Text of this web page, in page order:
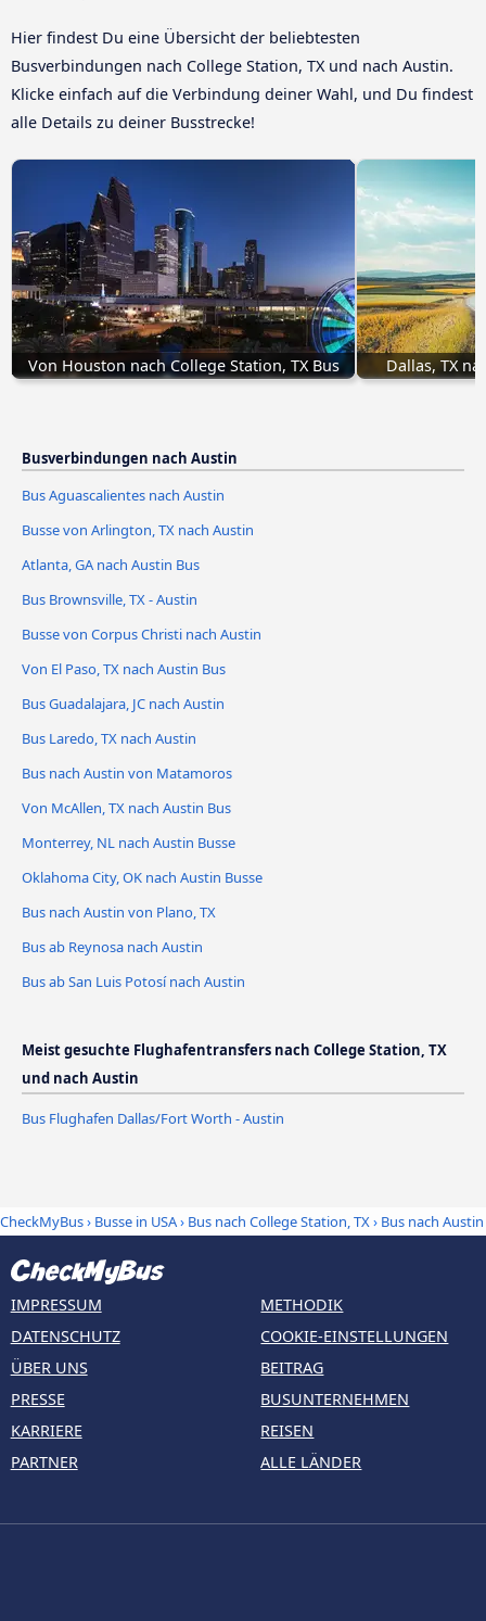
Hier findest Du eine Übersicht der beliebtesten
Busverbindungen nach College Station, TX und nach Austin.
Klicke einfach auf die Verbindung deiner Wahl, und Du findest
alle Details zu deiner Busstrecke!
Von Houston nach College Station, TX Bus Dallas, TX
Busverbindungen nach Austin
Bus Aguascalientes nach Austin
Busse von Arlington, TX nach Austin
Atlanta, GA nach Austin Bus
Bus Brownsville, TX - Austin
Busse von Corpus Christi nach Austin
Von El Paso, TX nach Austin Bus
Bus Guadalajara, JC nach Austin
Bus Laredo, TX nach Austin
Bus nach Austin von Matamoros
Von McAllen, TX nach Austin Bus
Monterrey, NL nach Austin Busse
Oklahoma City, OK nach Austin Busse
Bus nach Austin von Plano, TX
Bus ab Reynosa nach Austin
Bus ab San Luis Potosí nach Austin
Meist gesuchte Flughafentransfers nach College Station, TX
und nach Austin
Bus Flughafen Dallas/Fort Worth - Austin
CheckMyBus› Busse in USA› Bus nach College Station, TX› Bus nach Austin
IMPRESSUM
DATENSCHUTZ
ÜBER UNS
PRESSE
KARRIERE
PARTNER
METHODIK
COOKIE-EINSTELLUNGEN
BEITRAG
BUSUNTERNEHMEN
REISEN
ALLE LÄNDER